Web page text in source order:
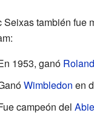
Seixas también fue
1953, ganó
Wimbledon en
campeón del